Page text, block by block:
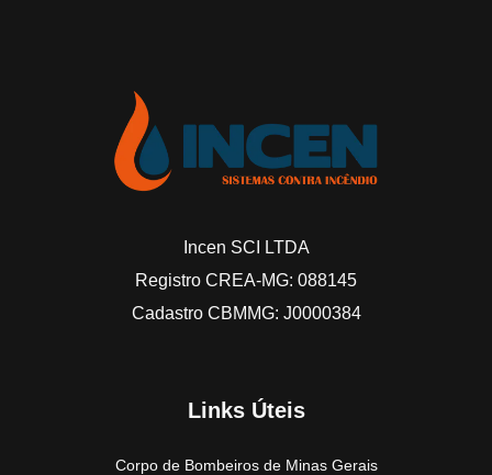
Incen SCI LTDA
Registro CREA-MG: 088145
Cadastro CBMMG: J0000384
Links Úteis
Corpo de Bombeiros de Minas Gerais